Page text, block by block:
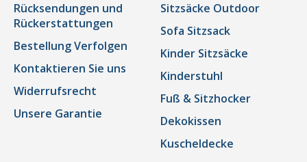
Rücksendungen und
Rückerstattungen
Bestellung Verfolgen
Kontaktieren Sie uns
Widerrufsrecht
Unsere Garantie
Sitzsäcke Outdoor
Sofa Sitzsack
Kinder Sitzsäcke
Kinderstuhl
Fuß & Sitzhocker
Dekokissen
Kuscheldecke